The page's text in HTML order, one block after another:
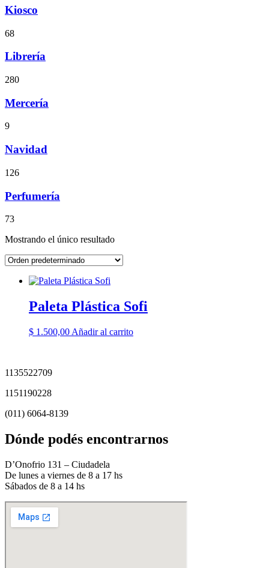
Kiosco
68
Librería
280
Mercería
9
Navidad
126
Perfumería
73
Mostrando el único resultado
Paleta Plástica Sofi
$ 1.500,00 Añadir al carrito
1135522709
1151190228
(011) 6064-8139
Dónde podés encontrarnos
D’Onofrio 131 – Ciudadela
De lunes a viernes de 8 a 17 hs
Sábados de 8 a 14 hs